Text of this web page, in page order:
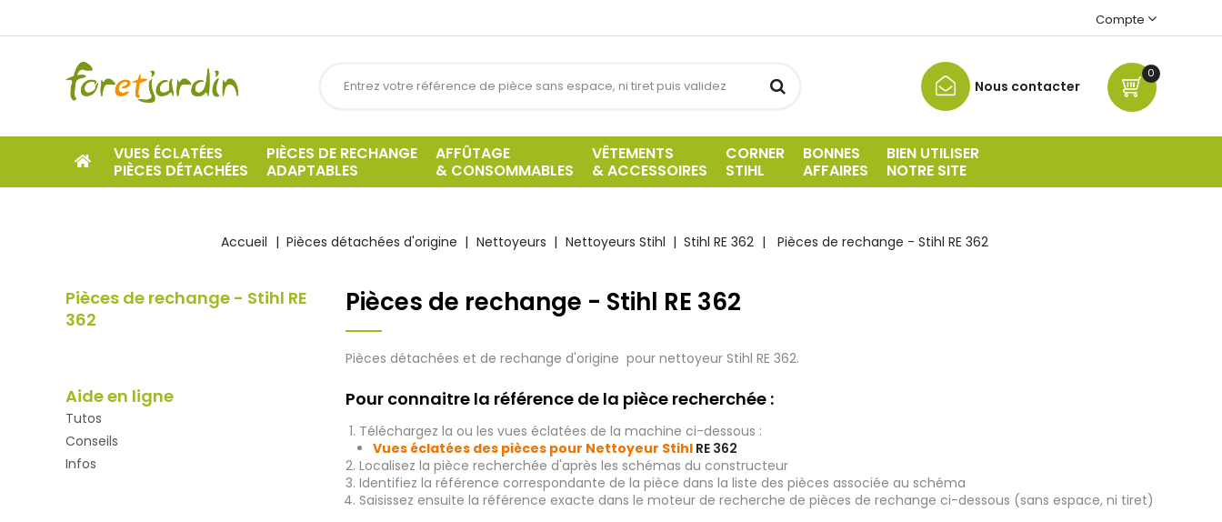
Compte
0
Nous contacter
VUES ÉCLATÉES
PIÈCES DÉTACHÉES
PIÈCES DE RECHANGE
ADAPTABLES
AFFÛTAGE
& CONSOMMABLES
VÊTEMENTS
& ACCESSOIRES
CORNER
STIHL
BONNES
AFFAIRES
BIEN UTILISER
NOTRE SITE
Accueil Pièces détachées d'origine Nettoyeurs Nettoyeurs Stihl Stihl RE 362 Pièces de rechange - Stihl RE 362
Pièces de rechange - Stihl RE
362
Aide en ligne
Tutos
Conseils
Infos
Pièces de rechange - Stihl RE 362
Pièces détachées et de rechange d'origine pour nettoyeur Stihl RE 362.
Pour connaitre la référence de la pièce recherchée :
Téléchargez la ou les vues éclatées de la machine ci-dessous :
Vues éclatées des pièces pour Nettoyeur StihlRE 362
Localisez la pièce recherchée d'après les schémas du constructeur
Identifiez la référence correspondante de la pièce dans la liste des pièces associée au schéma
Saisissez ensuite la référence exacte dans le moteur de recherche de pièces de rechange ci-dessous (sans espace, ni tiret)